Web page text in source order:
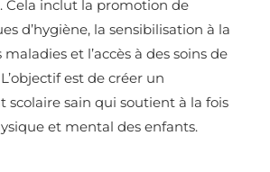
Cela inclut la promotion de
d’hygiène, la sensibilisation à la
et l’accès à des soins de
est de créer un
scolaire sain qui soutient à la fois
et mental des enfants.